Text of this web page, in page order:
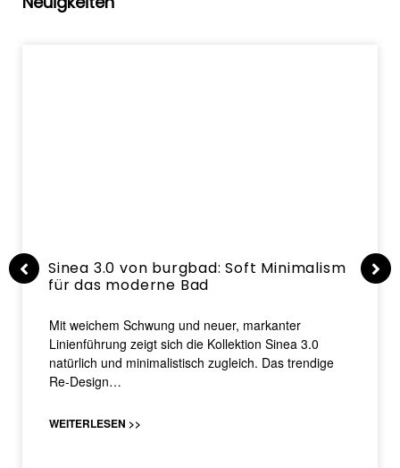
Sinea 3.0 von burgbad: Soft Minimalism
für das moderne Bad
Mit weichem Schwung und neuer, markanter
Linienführung zeigt sich die Kollektion Sinea 3.0
natürlich und minimalistisch zugleich. Das trendige
Re-Design…
WEITERLESEN >>